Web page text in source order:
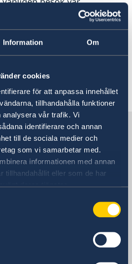
Information Om
cookies
för att anpassa innehållet
tillhandahålla funktioner
vår trafik. Vi
identifierare och annan
till de sociala medier och
som vi samarbetar med.
informationen med annan
tillhandahållit eller som de har
deras tjänster.
för migration
information om om avgifter,
aug. 2024, 08.30
Hanoi